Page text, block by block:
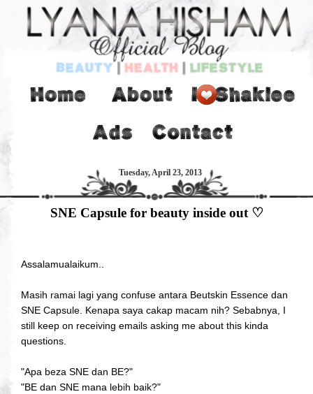
Tuesday, April 23, 2013
SNE Capsule for beauty inside out ♡
Assalamualaikum..
Masih ramai lagi yang confuse antara Beutskin Essence dan
SNE Capsule. Kenapa saya cakap macam nih? Sebabnya, I
still keep on receiving emails asking me about this kinda
questions.
"Apa beza SNE dan BE?"
"BE dan SNE mana lebih baik?"